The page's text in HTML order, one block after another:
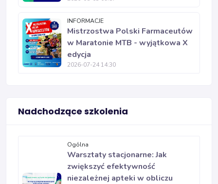
INFORMACJE
Mistrzostwa Polski Farmaceutów
w Maratonie MTB - wyjątkowa X
edycja
2026-07-24 14:30
Nadchodzące szkolenia
Ogólna
Warsztaty stacjonarne: Jak
zwiększyć efektywność
niezależnej apteki w obliczu